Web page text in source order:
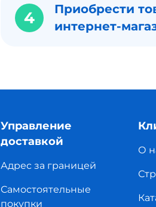
4
Приобрести
интернет-
Управление
доставкой
Адрес за границей
Самостоятельные
покупки
О